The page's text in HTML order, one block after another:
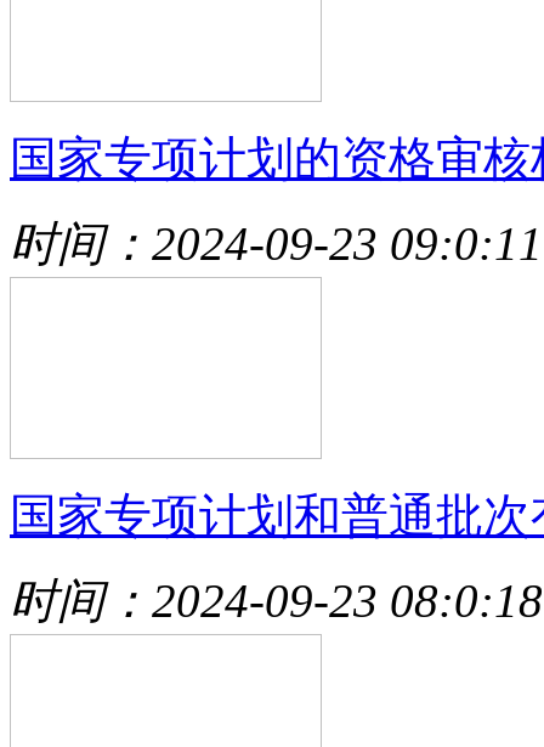
国家专项计划的资格审核
时间：2024-09-23 09:0:11
国家专项计划和普通批次
时间：2024-09-23 08:0:18